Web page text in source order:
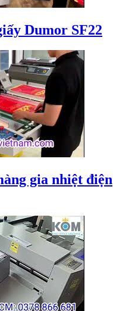
Dumor SF22
gia nhiệt điện